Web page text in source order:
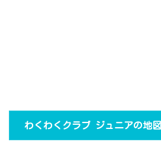
わくわくクラブ ジュニアの地図